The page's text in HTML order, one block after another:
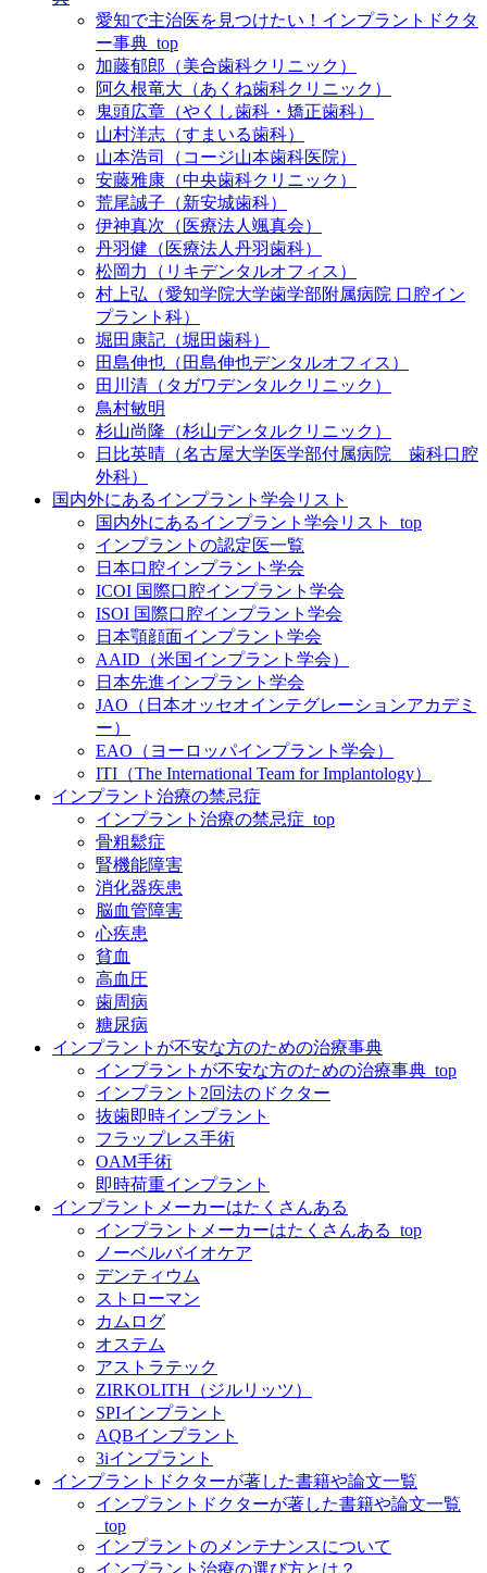
愛知で主治医を見つけたい！インプラントドクタ
ー事典_top
加藤郁郎（美合歯科クリニック）
阿久根竜大（あくね歯科クリニック）
鬼頭広章（やくし歯科・矯正歯科）
山村洋志（すまいる歯科）
山本浩司（コージ山本歯科医院）
安藤雅康（中央歯科クリニック）
荒尾誠子（新安城歯科）
伊神真次（医療法人颯真会）
丹羽健（医療法人丹羽歯科）
松岡力（リキデンタルオフィス）
村上弘（愛知学院大学歯学部附属病院 口腔イン
プラント科）
堀田康記（堀田歯科）
田島伸也（田島伸也デンタルオフィス）
田川清（タガワデンタルクリニック）
鳥村敏明
杉山尚隆（杉山デンタルクリニック）
日比英晴（名古屋大学医学部付属病院 歯科口腔
外科）
国内外にあるインプラント学会リスト
国内外にあるインプラント学会リスト_top
インプラントの認定医一覧
日本口腔インプラント学会
ICOI 国際口腔インプラント学会
ISOI 国際口腔インプラント学会
日本顎顔面インプラント学会
AAID（米国インプラント学会）
日本先進インプラント学会
JAO（日本オッセオインテグレーションアカデミ
ー）
EAO（ヨーロッパインプラント学会）
ITI（The International Team for Implantology）
インプラント治療の禁忌症
インプラント治療の禁忌症_top
骨粗鬆症
腎機能障害
消化器疾患
脳血管障害
心疾患
貧血
高血圧
歯周病
糖尿病
インプラントが不安な方のための治療事典
インプラントが不安な方のための治療事典_top
インプラント2回法のドクター
抜歯即時インプラント
フラップレス手術
OAM手術
即時荷重インプラント
インプラントメーカーはたくさんある
インプラントメーカーはたくさんある_top
ノーベルバイオケア
デンティウム
ストローマン
カムログ
オステム
アストラテック
ZIRKOLITH（ジルリッツ）
SPIインプラント
AQBインプラント
3iインプラント
インプラントドクターが著した書籍や論文一覧
インプラントドクターが著した書籍や論文一覧
_top
インプラントのメンテナンスについて
インプラント治療の選び方とは？